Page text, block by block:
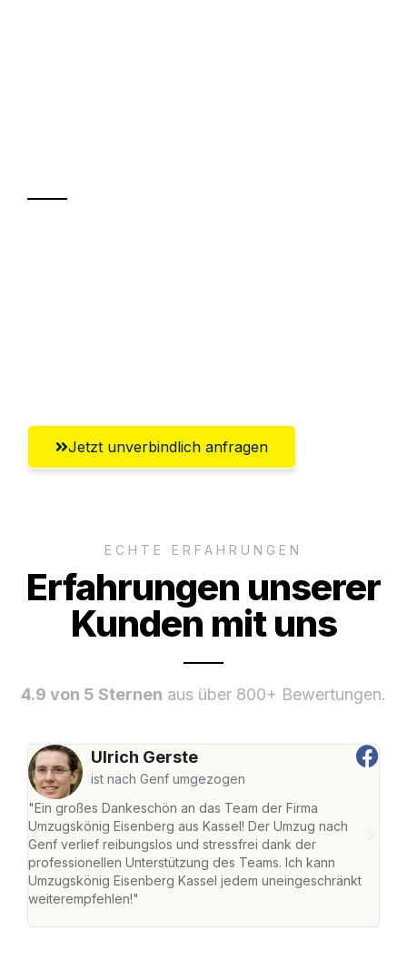
Jetzt unverbindlich anfragen
ECHTE ERFAHRUNGEN
Erfahrungen unserer
Kunden mit uns
4.9 von 5 Sternen aus über 800+ Bewertungen.
Ulrich Gerste
ist nach Genf umgezogen
"Ein großes Dankeschön an das Team der Firma
Umzugskönig Eisenberg aus Kassel! Der Umzug nach
Genf verlief reibungslos und stressfrei dank der
professionellen Unterstützung des Teams. Ich kann
Umzugskönig Eisenberg Kassel jedem uneingeschränkt
weiterempfehlen!"